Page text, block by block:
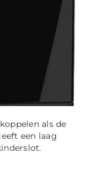
als de
een laag